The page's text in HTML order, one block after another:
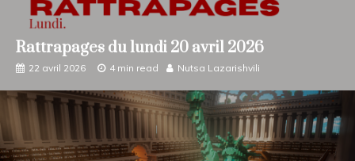
Rattrapages
Rattrapages du lundi 20 avril 2026
22 avril 2026 4 min read Nutsa Lazarishvili